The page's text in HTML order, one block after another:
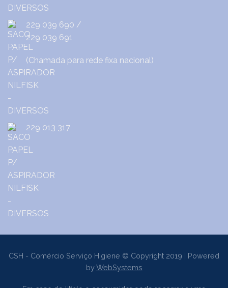
229 039 690 /
229 039 691
(Chamada para rede fixa nacional)
229 013 317
CSH - Comércio Serviço Higiene © Copyright 2019 | Powered
byWebSystems